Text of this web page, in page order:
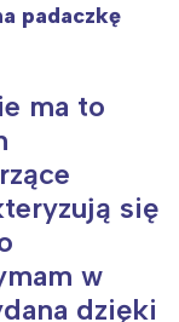
padaczkę
ma to
się
w
dzięki